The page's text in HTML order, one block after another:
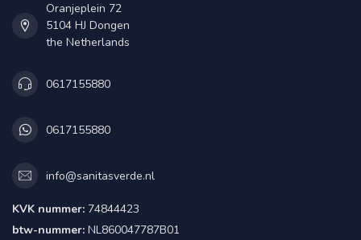
Oranjeplein 72
5104 HJ Dongen
the Netherlands
0617155880
0617155880
info@sanitasverde.nl
KVK nummer: 74844423
btw-nummer: NL860047787B01